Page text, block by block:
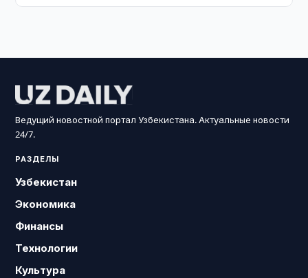
Ведущий новостной портал Узбекистана. Актуальные новости
24/7.
РАЗДЕЛЫ
Узбекистан
Экономика
Финансы
Технологии
Культура